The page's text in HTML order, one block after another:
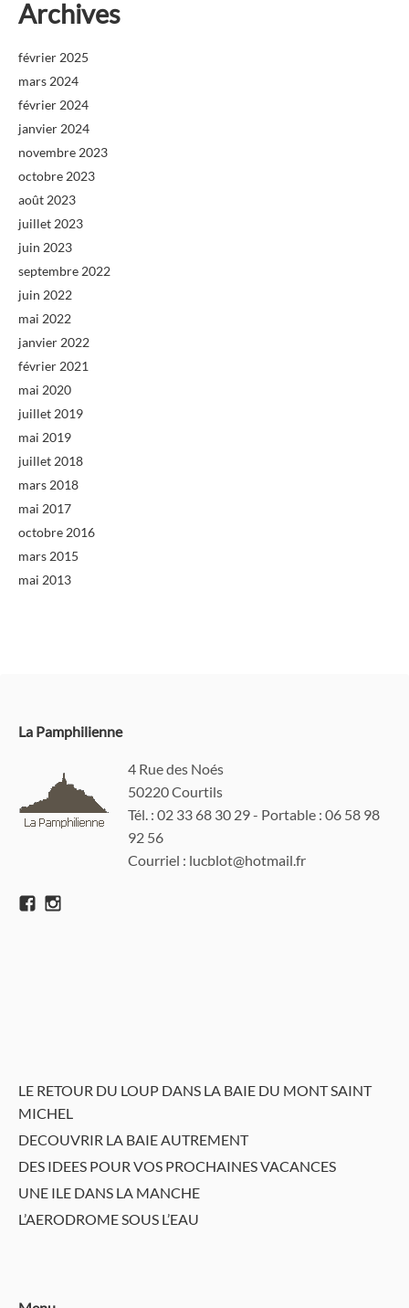
Archives
février 2025
mars 2024
février 2024
janvier 2024
novembre 2023
octobre 2023
août 2023
juillet 2023
juin 2023
septembre 2022
juin 2022
mai 2022
janvier 2022
février 2021
mai 2020
juillet 2019
mai 2019
juillet 2018
mars 2018
mai 2017
octobre 2016
mars 2015
mai 2013
La Pamphilienne
4 Rue des Noés
50220 Courtils
Tél. : 02 33 68 30 29 - Portable : 06 58 98
92 56
Courriel : lucblot@hotmail.fr
LE RETOUR DU LOUP DANS LA BAIE DU MONT SAINT
MICHEL
DECOUVRIR LA BAIE AUTREMENT
DES IDEES POUR VOS PROCHAINES VACANCES
UNE ILE DANS LA MANCHE
L’AERODROME SOUS L’EAU